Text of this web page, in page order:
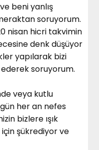
beni yanlış
soruyorum.
nisan hicri takvimin
denk düşüyor
yapılarak bizi
soruyorum.
veya kutlu
her an nefes
bizlere ışık
şükrediyor ve